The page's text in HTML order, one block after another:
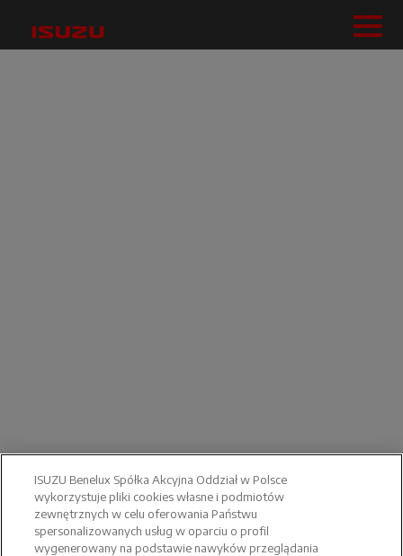
ISUZU Benelux Spółka Akcyjna Oddział w Polsce
wykorzystuje pliki cookies własne i podmiotów
zewnętrznych w celu oferowania Państwu
spersonalizowanych usług w oparciu o profil
wygenerowany na podstawie nawyków przeglądania